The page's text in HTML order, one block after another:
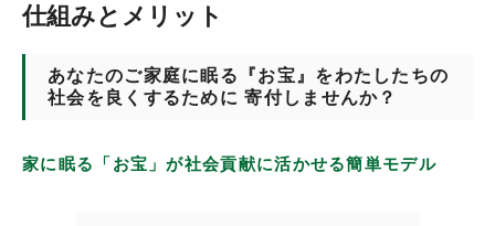
仕組みとメリット
あなたのご家庭に眠る『お宝』をわたしたちの
社会を良くするために 寄付しませんか？
家に眠る「お宝」が社会貢献に活かせる簡単モデル